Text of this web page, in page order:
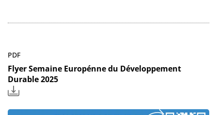
PDF
Flyer Semaine Europénne du Développement
Durable 2025